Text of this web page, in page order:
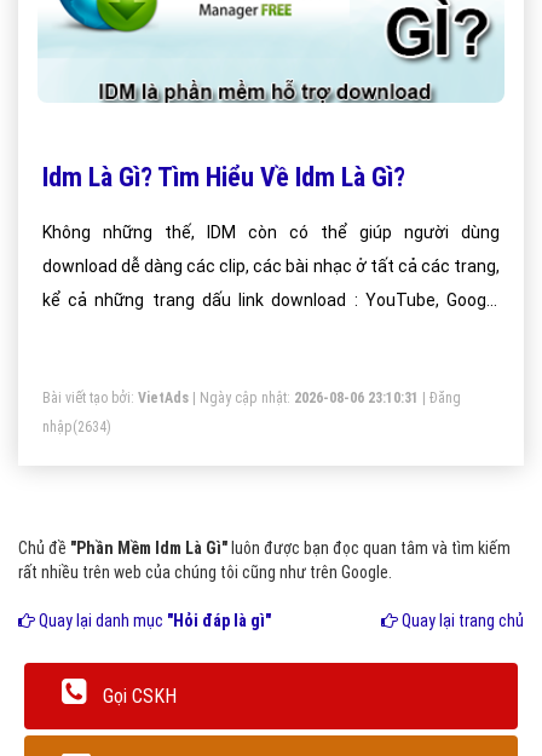
Idm Là Gì? Tìm Hiểu Về Idm Là Gì?
Không những thế, IDM còn có thể giúp người dùng
download dễ dàng các clip, các bài nhạc ở tất cả các trang,
kể cả những trang dấu link download : YouTube, Google
Bài viết tạo bởi: VietAds | Ngày cập nhật: 2026-08-06 23:10:31
Đăng
nhập(2634)
Chủ đề "Phần Mềm Idm Là Gì" luôn được bạn đọc quan tâm và tìm kiếm
rất nhiều trên web của chúng tôi cũng như trên Google.
Quay lại danh mục "Hỏi đáp là gì" Quay lại trang chủ
Gọi CSKH